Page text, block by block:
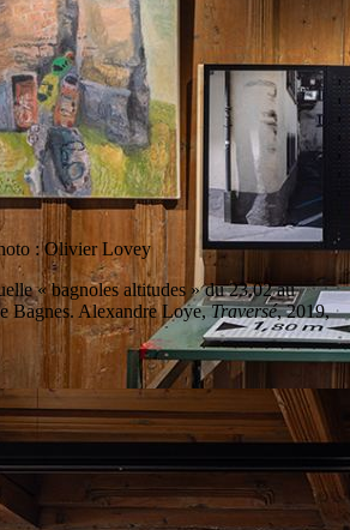
: Olivier Lovey
« bagnoles altitudes » du 23.02 au
Bagnes. Alexandre Loye,Traversé, 2019,